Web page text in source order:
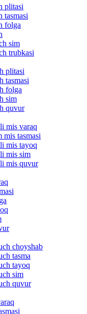
plitasi
tasmasi
folga
sim
trubkasi
plitasi
tasmasi
folga
sim
quvur
mis varaq
tasmasi
mis tayoq
mis sim
mis quvur
choyshab
tasma
tayoq
sim
quvur